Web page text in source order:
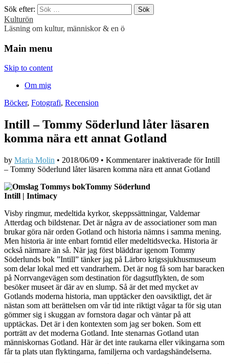
Sök efter:
Kulturön
Läsning om kultur, människor & en ö
Main menu
Skip to content
Om mig
Böcker, Fotografi, Recension
Intill – Tommy Söderlund låter läsaren
komma nära ett annat Gotland
by Maria Molin • 2018/06/09 • Kommentarer inaktiverade för Intill
– Tommy Söderlund låter läsaren komma nära ett annat Gotland
Tommy Söderlund
Intill | Intimacy
Visby ringmur, medeltida kyrkor, skeppssättningar, Valdemar
Atterdag och bildstenar. Det är några av de associationer som man
brukar göra när orden Gotland och historia nämns i samma mening.
Men historia är inte enbart forntid eller medeltidsvecka. Historia är
också närmare än så. När jag först bläddrar igenom Tommy
Söderlunds bok ”Intill” tänker jag på Lärbro krigssjukhusmuseum
som delar lokal med ett vandrarhem. Det är nog få som har baracken
på Norrvangevägen som destination för dagsutflykten, de som
besöker museet är där av en slump. Så är det med mycket av
Gotlands moderna historia, man upptäcker den oavsiktligt, det är
nästan som att berättelsen om vår tid inte riktigt vågar ta för sig utan
gömmer sig i skuggan av fornstora dagar och väntar på att
upptäckas. Det är i den kontexten som jag ser boken. Som ett
porträtt av det moderna Gotland. Inte stenarnas Gotland utan
människornas Gotland. Här är det inte raukarna eller vikingarna som
får ta plats utan flyktingarna, familjerna och vardagshändelserna.